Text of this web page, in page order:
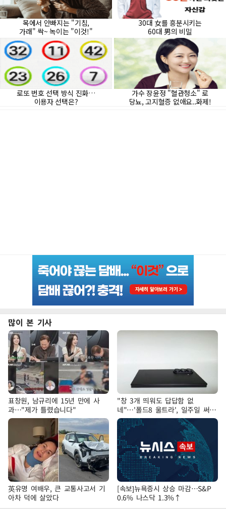
많이 본 기사
표창원, 남규리에 15년 만에 사
과…"제가 틀렸습니다"
"창 3개 띄워도 답답함 없
네"…'폴드8 울트라', 일주일 써보
니
英유명 여배우, 큰 교통사고서 기
아차 덕에 살았다
[속보]뉴욕증시 상승 마감…S&P
0.6% 나스닥 1.3%↑